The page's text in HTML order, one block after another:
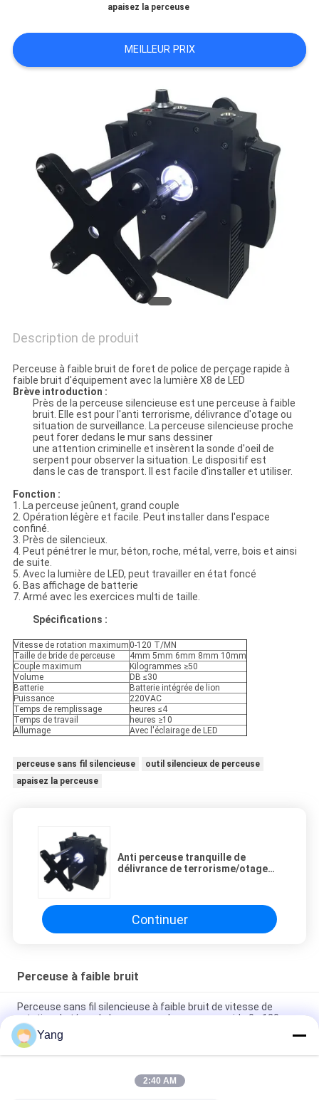
CITATION
SITE
PRIVACY
POLICY
apaisez la perceuse
MEILLEUR PRIX
Description de produit
Perceuse à faible bruit de foret de police de perçage rapide à
faible bruit d'équipement avec la lumière X8 de LED
Brève introduction :
Près de la perceuse silencieuse est une perceuse à faible
bruit. Elle est pour l'anti terrorisme, délivrance d'otage ou
situation de surveillance. La perceuse silencieuse proche
peut forer dedans le mur sans dessiner
une attention criminelle et insèrent la sonde d'oeil de
serpent pour observer la situation. Le dispositif est
dans le cas de transport. Il est facile d'installer et utiliser.
Fonction :
1. La perceuse jeûnent, grand couple
2. Opération légère et facile. Peut installer dans l'espace
confiné.
3. Près de silencieux.
4. Peut pénétrer le mur, béton, roche, métal, verre, bois et ainsi
de suite.
5. Avec la lumière de LED, peut travailler en état foncé
6. Bas affichage de batterie
7. Armé avec les exercices multi de taille.
Spécifications :
Vitesse de rotation maximum 0-120 T/MN
Taille de bride de perceuse
4mm 5mm 6mm 8mm 10mm
Couple maximum
Kilogrammes ≥50
Volume
DB ≤30
Batterie
Batterie intégrée de lion
Puissance
220VAC
Temps de remplissage
heures ≤4
Temps de travail
heures ≥10
Allumage
Avec l'éclairage de LED
perceuse sans fil silencieuse
outil silencieux de perceuse
apaisez la perceuse
Anti perceuse tranquille de
délivrance de terrorisme/otage
Continuer
Perceuse à faible bruit
Perceuse sans fil silencieuse à faible bruit de vitesse de
rotation de t/mn de la perceuse de perçage rapide 0 - 120
perceuse à faible bruit terrorisme réglable de longueur de
400mm d'anti
Perceuse à faible bruit silencieuse du double moteur C8 35dB
Yang
2:40 AM